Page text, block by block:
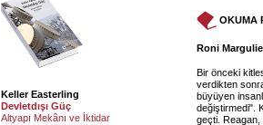
Keller Easterling
Devletdışı Güç
Altyapı Mekânı ve İktidar
OKUMA
Roni
Bir önceki
verdikten
büyüyen
değiştirmedi".
geçti. Reagan,